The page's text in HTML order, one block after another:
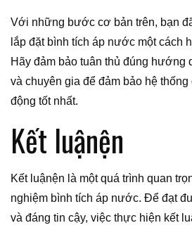
Với những bước cơ bản trên, bạn
lắp đặt bình tích áp nước một cách
Hãy đảm bảo tuân thủ đúng hướng
và chuyên gia để đảm bảo hệ
động tốt nhất.
Kết luậnện
Kết luậnện là một quá trình quan
nghiệm bình tích áp nước. Để đạt
và đáng tin cậy, việc thực hiện kết